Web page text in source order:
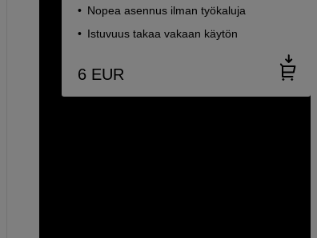
Nopea asennus ilman työkaluja
Istuvuus takaa vakaan käytön
6 EUR